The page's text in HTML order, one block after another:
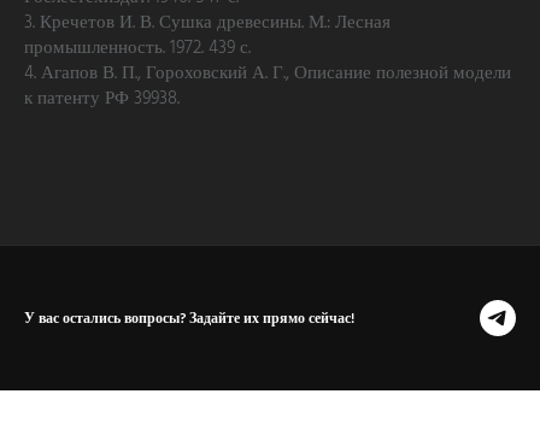
3. Кречетов И. В. Сушка древесины. М.: Лесная
промышленность. 1972. 439 с.
4. Агапов В. П., Гороховский А. Г., Описание полезной модели
к патенту РФ 39938.
У вас остались вопросы? Задайте их прямо сейчас!